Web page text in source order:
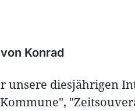
Konrad
unsere diesjährigen